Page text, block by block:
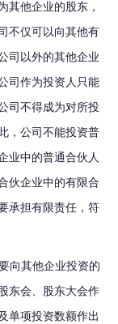
其他企业的股东，
不仅可以向其他有
司以外的其他企业
司作为投资人只能
司不得成为对所投
，公司不能投资普
业中的普通合伙人
伙企业中的有限合
承担有限责任，符
向其他企业投资的
东会、股东大会作
单项投资数额作出